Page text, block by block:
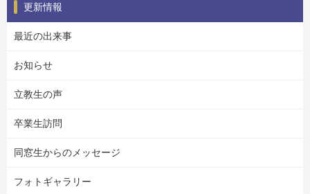
更新情報
最近の出来事
お知らせ
立教生の声
卒業生訪問
同窓生からのメッセージ
フォトギャラリー